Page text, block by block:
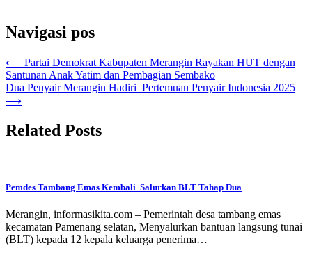
Navigasi pos
⟵ Partai Demokrat Kabupaten Merangin Rayakan HUT dengan
Santunan Anak Yatim dan Pembagian Sembako
Dua Penyair Merangin Hadiri Pertemuan Penyair Indonesia 2025
⟶
Related Posts
Pemdes Tambang Emas Kembali Salurkan BLT Tahap Dua
Merangin, informasikita.com – Pemerintah desa tambang emas
kecamatan Pamenang selatan, Menyalurkan bantuan langsung tunai
(BLT) kepada 12 kepala keluarga penerima…